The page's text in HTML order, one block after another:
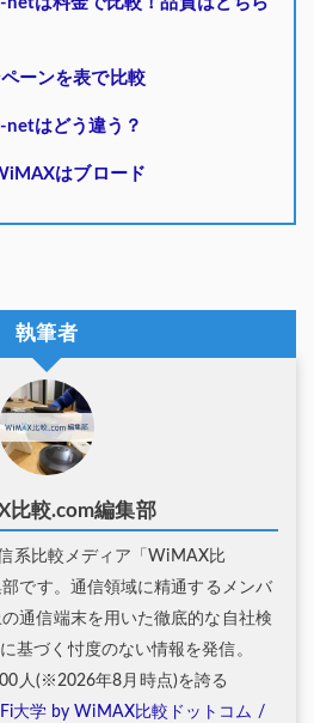
ーンを表で比較
はどう違う？
はブロード
執筆者
比較.com編集部
系比較メディア「WiMAX比
です。通信領域に精通するメンバ
通信端末を用いた徹底的な自社検
基づく忖度のない情報を発信。
人(※2026年8月時点)を誇る
大学 by WiMAX比較ドットコム /